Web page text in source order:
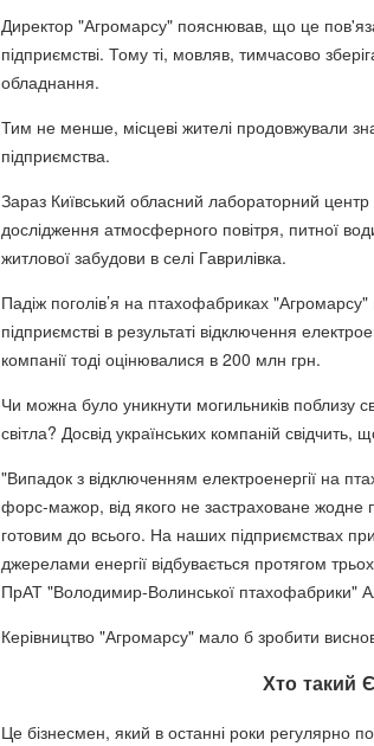
Директор "Агромарсу" пояснював, що це
підприємстві. Тому ті, мовляв, тимчасово
обладнання.
Тим не менше, місцеві жителі продовжували
підприємства.
Зараз Київський обласний лабораторний
дослідження атмосферного повітря, питної
житлової забудови в селі Гаврилівка.
Падіж поголів’я на птахофабриках
підприємстві в результаті відключення
компанії тоді оцінювалися в 200 млн грн.
Чи можна було уникнути могильників поблизу
світла? Досвід українських компаній свідчить,
"Випадок з відключенням електроенергії на
форс-мажор, від якого не застраховане жодне
готовим до всього. На наших підприємствах
джерелами енергії відбувається протягом
ПрАТ "Володимир-Волинської птахофабрики"
Керівництво "Агромарсу" мало б зробити
Хто такий
Це бізнесмен, який в останні роки регулярно